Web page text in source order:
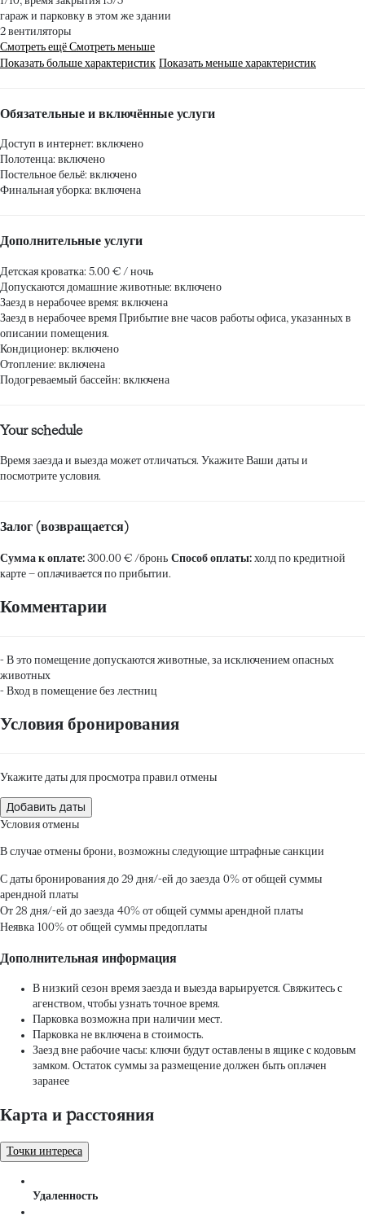
гараж и парковку в этом же здании
2 вентиляторы
Смотреть ещё Смотреть меньше
Показать больше характеристик Показать меньше характеристик
Обязательные и включённые услуги
Доступ в интернет: включено
Полотенца: включено
Постельное бельё: включено
Финальная уборка: включена
Дополнительные услуги
Детская кроватка: 5.00 € / ночь
Допускаются домашние животные: включено
Заезд в нерабочее время: включена
Заезд в нерабочее время Прибытие вне часов работы офиса, указанных в
описании помещения.
Кондиционер: включено
Отопление: включена
Подогреваемый бассейн: включена
Your schedule
Время заезда и выезда может отличаться. Укажите Ваши даты и
посмотрите условия.
Залог (возвращается)
Сумма к оплате: 300.00 € /бронь Способ оплаты: холд по кредитной
карте – оплачивается по прибытии.
Комментарии
- В это помещение допускаются животные, за исключением опасных
животных
- Вход в помещение без лестниц
Условия бронирования
Укажите даты для просмотра правил отмены
Добавить даты
Условия отмены
В случае отмены брони, возможны следующие штрафные санкции
С даты бронирования до 29 дня/-ей до заезда 0% от общей суммы
арендной платы
От 28 дня/-ей до заезда 40% от общей суммы арендной платы
Неявка 100% от общей суммы предоплаты
Дополнительная информация
В низкий сезон время заезда и выезда варьируется. Свяжитесь с
агенством, чтобы узнать точное время.
Парковка возможна при наличии мест.
Парковка не включена в стоимость.
Заезд вне рабочие часы: ключи будут оставлены в ящике с кодовым
замком. Остаток суммы за размещение должен быть оплачен
заранее
Карта и pасстояния
Точки интереса
Удаленность